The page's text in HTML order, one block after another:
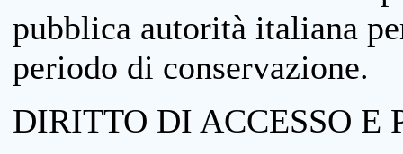
pubblica autorità italiana
periodo di conservazione.
DIRITTO DI ACCESSO